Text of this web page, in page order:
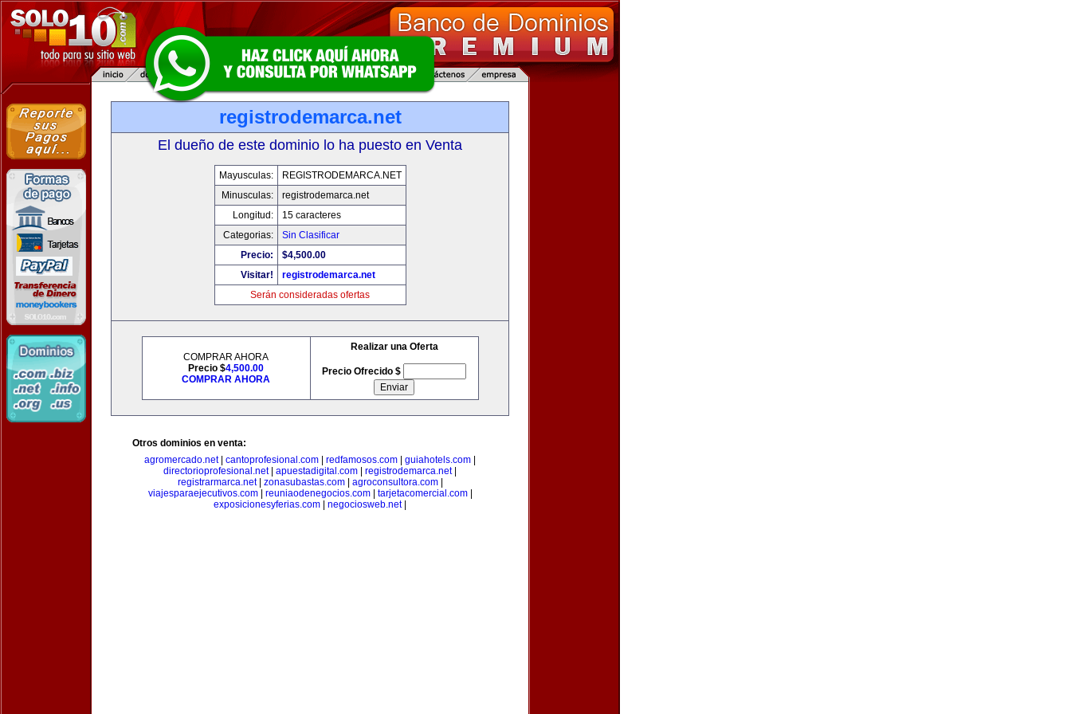
registrodemarca.net
El dueño de este dominio lo ha puesto en Venta
Mayusculas:
REGISTRODEMARCA.NET
Minusculas:
registrodemarca.net
Longitud:
15 caracteres
Categorias:
Sin Clasificar
Precio:
$4,500.00
Visitar!
registrodemarca.net
Serán consideradas ofertas
COMPRAR AHORA
Precio $4,500.00
COMPRAR AHORA
Realizar una Oferta
Precio Ofrecido $
Otros dominios en venta:
agromercado.net| cantoprofesional.com redfamosos.com guiahotels.com
directorioprofesional.net| apuestadigital.com registrodemarca.net|
registrarmarca.net| zonasubastas.com| agroconsultora.com|
viajesparaejecutivos.com| reuniaodenegocios.com| tarjetacomercial.com|
exposicionesyferias.com
negociosweb.net|